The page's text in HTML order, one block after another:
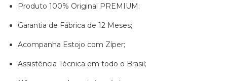
Produto 100% Original PREMIUM;
Garantia de Fábrica de 12 Meses;
Acompanha Estojo com Zíper;
Assistência Técnica em todo o Brasil;